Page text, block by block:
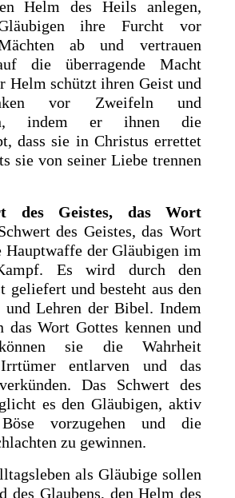
Helm des Heils anlegen,
ihre Furcht vor
ab und vertrauen
die überragende Macht
Helm schützt ihren Geist und
vor Zweifeln und
indem er ihnen die
dass sie in Christus errettet
sie von seiner Liebe trennen
des Geistes, das Wort
des Geistes, das Wort
Hauptwaffe der Gläubigen im
Es wird durch den
geliefert und besteht aus den
und Lehren der Bibel. Indem
das Wort Gottes kennen und
können sie die Wahrheit
entlarven und das
Das Schwert des
es den Gläubigen, aktiv
vorzugehen und die
zu gewinnen.
als Gläubige sollen
des Glaubens, den Helm des